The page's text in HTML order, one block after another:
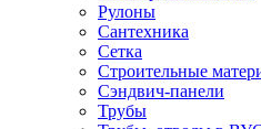
Рулоны
Сантехника
Сетка
Строительные
Сэндвич-панели
Трубы